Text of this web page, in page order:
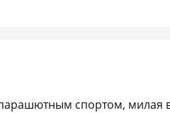
спортом,